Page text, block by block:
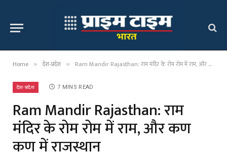
Home » देश-प्रदेश » Ram Mandir Rajasthan: राम मंदिर के रोम रोम में राम, और कण कण में राजस्थान
देश-प्रदेश 7 MINS READ
Ram Mandir Rajasthan: राम
मंदिर के रोम रोम में राम, और कण
कण में राजस्थान